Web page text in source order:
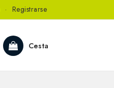
· Registrarse
Cesta